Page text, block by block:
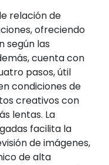
relación de
ofreciendo
según las
cuenta con
pasos, útil
condiciones de
creativos con
lentas. La
facilita la
de imágenes,
de alta